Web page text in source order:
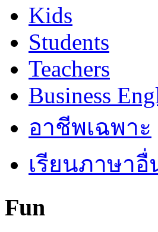
Kids
Students
Teachers
Business
อาชีพเฉพาะ
เรียนภาษาอื่
Fun